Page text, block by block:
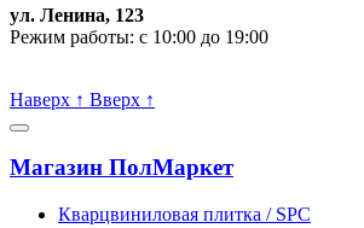
ул. Ленина, 123
Режим работы: с 10:00 до 19:00
Наверх ↑ Вверх ↑
Магазин ПолМаркет
Кварцвиниловая плитка / SPС